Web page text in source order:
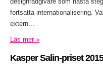
fortsatta internationalisering.
extern...
Läs mer »
Kasper Salin-priset